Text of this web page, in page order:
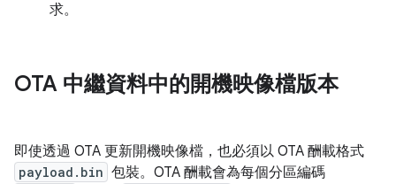
求。
OTA 中繼資料中的開機映像檔版本
即使透過 OTA 更新開機映像檔，也必須以 OTA 酬載格式
payload.bin 包裝。OTA 酬載會為每個分區編碼